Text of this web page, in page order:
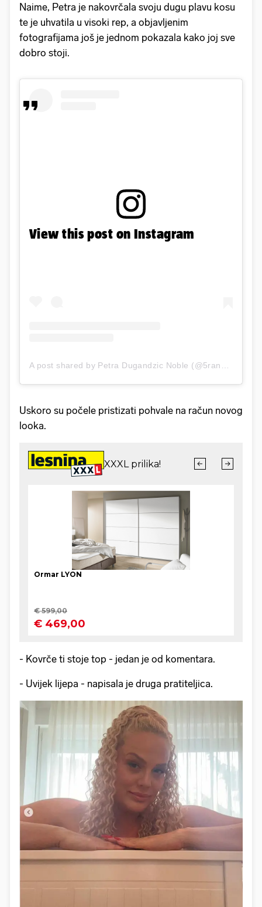
Naime, Petra je nakovrčala svoju dugu plavu kosu
te je uhvatila u visoki rep, a objavljenim
fotografijama još je jednom pokazala kako joj sve
dobro stoji.
View this post on Instagram
A post shared by Petra Dugandzic Noble (@5ranoble)
Uskoro su počele pristizati pohvale na račun novog
looka.
- Kovrče ti stoje top - jedan je od komentara.
- Uvijek lijepa - napisala je druga pratiteljica.